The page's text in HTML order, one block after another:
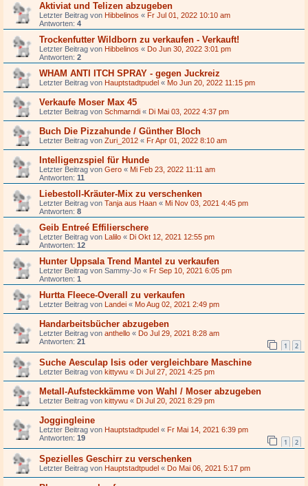
Aktiviat und Telizen abzugeben
Letzter Beitrag von Hibbelinos « Fr Jul 01, 2022 10:10 am
Antworten: 4
Trockenfutter Wildborn zu verkaufen - Verkauft!
Letzter Beitrag von Hibbelinos « Do Jun 30, 2022 3:01 pm
Antworten: 2
WHAM ANTI ITCH SPRAY - gegen Juckreiz
Letzter Beitrag von Hauptstadtpudel « Mo Jun 20, 2022 11:15 pm
Verkaufe Moser Max 45
Letzter Beitrag von Schmarndi « Di Mai 03, 2022 4:37 pm
Buch Die Pizzahunde / Günther Bloch
Letzter Beitrag von Zuri_2012 « Fr Apr 01, 2022 8:10 am
Intelligenzspiel für Hunde
Letzter Beitrag von Gero « Mi Feb 23, 2022 11:11 am
Antworten: 11
Liebestoll-Kräuter-Mix zu verschenken
Letzter Beitrag von Tanja aus Haan « Mi Nov 03, 2021 4:45 pm
Antworten: 8
Geib Entreé Effilierschere
Letzter Beitrag von Lalilo « Di Okt 12, 2021 12:55 pm
Antworten: 12
Hunter Uppsala Trend Mantel zu verkaufen
Letzter Beitrag von Sammy-Jo « Fr Sep 10, 2021 6:05 pm
Antworten: 1
Hurtta Fleece-Overall zu verkaufen
Letzter Beitrag von Landei « Mo Aug 02, 2021 2:49 pm
Handarbeitsbücher abzugeben
Letzter Beitrag von anthello « Do Jul 29, 2021 8:28 am
Antworten: 21 1 2
Suche Aesculap Isis oder vergleichbare Maschine
Letzter Beitrag von kittywu « Di Jul 27, 2021 4:25 pm
Metall-Aufsteckkämme von Wahl / Moser abzugeben
Letzter Beitrag von kittywu « Di Jul 20, 2021 8:29 pm
Joggingleine
Letzter Beitrag von Hauptstadtpudel « Fr Mai 14, 2021 6:39 pm
Antworten: 19 1 2
Spezielles Geschirr zu verschenken
Letzter Beitrag von Hauptstadtpudel « Do Mai 06, 2021 5:17 pm